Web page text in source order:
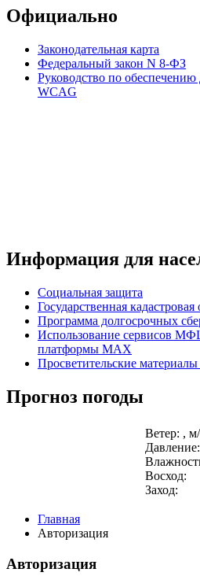
Официально
Законодательная карта
Федеральный закон N 8-ФЗ
Руководство по обеспечению
WCAG
Информация для
Социальная защита
Государственная
Программа долгосрочных
Использование сервисов
платформы MAX
Просветительские
Прогноз погоды
Ветер: ,
Восход:
Заход:
Главная
Авторизация
Авторизация